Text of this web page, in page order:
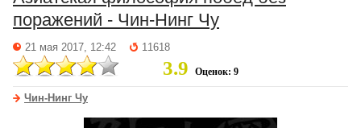
поражений - Чин-Нинг Чу
21 мая 2017, 12:42 11618
3.9 Оценок: 9
Чин-Нинг Чу